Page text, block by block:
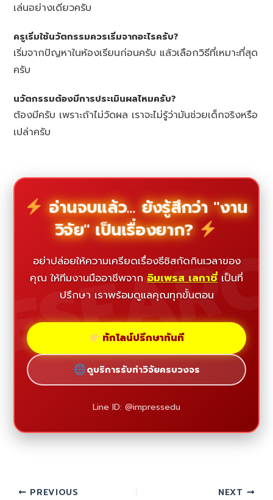
เล่นอย่างเดียวครับ
ครูเริ่มใช้นวัตกรรมควรเริ่มจากอะไรครับ?
เริ่มจากปัญหาในห้องเรียนก่อนครับ แล้วเลือกวิธีที่เหมาะที่สุด
ครับ
นวัตกรรมต้องมีการประเมินผลไหมครับ?
ต้องมีครับ เพราะถ้าไม่วัดผล เราจะไม่รู้ว่ามันช่วยเด็กจริงหรือ
เปล่าครับ
อ่านจบแล้ว... ยังรู้สึกว่า "งาน
วิจัย" เป็นเรื่องยาก?
อย่าปล่อยให้ความเครียดเรื่องธีซิสกัดกินเวลาของ
คุณ ให้ทีมงานมืออาชีพจาก อิมเพรส เลกาซี่ เป็นที่
ปรึกษา เราพร้อมดูแลคุณทุกขั้นตอน
ทักไลน์ปรึกษาทันที
ดูบริการรับทำวิจัยครบวงจร
Line ID: @impressedu
PREVIOUS NEXT